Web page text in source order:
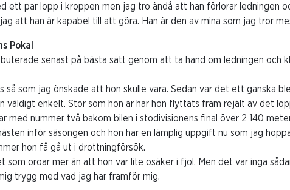
ett par lopp i kroppen men jag tro ändå att han förlorar ledningen
att han är kapabel till att göra. Han är den av mina som jag tror
Pokal
senast på bästa sätt genom att ta hand om ledningen och
så som jag önskade att hon skulle vara. Sedan var det ett ganska
väldigt enkelt. Stor som hon är har hon flyttats fram rejält av det
med nummer två bakom bilen i stodivisionens final över 2 140
inför säsongen och hon har en lämplig uppgift nu som jag
hon få gå ut i drottningförsök.
som oroar mer än att hon var lite osäker i fjol. Men det var inga
trygg med vad jag har framför mig.